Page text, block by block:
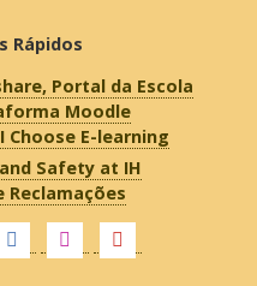
Rápidos
Portal da Escola
Moodle
I Choose E-learning
Safety at IH
Reclamações